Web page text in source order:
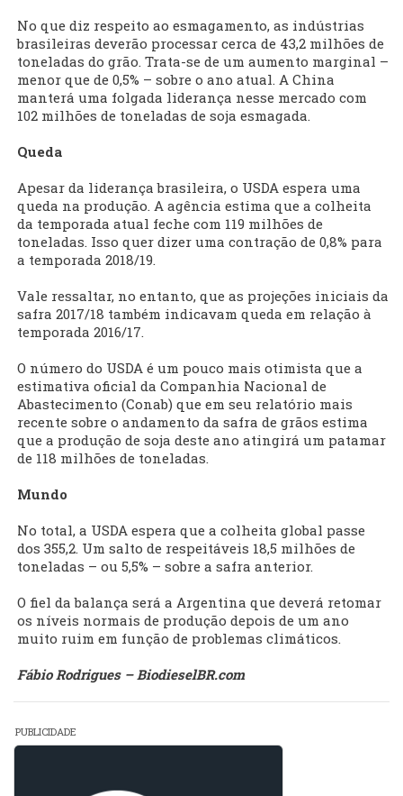
No que diz respeito ao esmagamento, as indústrias
brasileiras deverão processar cerca de 43,2 milhões de
toneladas do grão. Trata-se de um aumento marginal –
menor que de 0,5% – sobre o ano atual. A China
manterá uma folgada liderança nesse mercado com
102 milhões de toneladas de soja esmagada.
Queda
Apesar da liderança brasileira, o USDA espera uma
queda na produção. A agência estima que a colheita
da temporada atual feche com 119 milhões de
toneladas. Isso quer dizer uma contração de 0,8% para
a temporada 2018/19.
Vale ressaltar, no entanto, que as projeções iniciais da
safra 2017/18 também indicavam queda em relação à
temporada 2016/17.
O número do USDA é um pouco mais otimista que a
estimativa oficial da Companhia Nacional de
Abastecimento (Conab) que em seu relatório mais
recente sobre o andamento da safra de grãos estima
que a produção de soja deste ano atingirá um patamar
de 118 milhões de toneladas.
Mundo
No total, a USDA espera que a colheita global passe
dos 355,2. Um salto de respeitáveis 18,5 milhões de
toneladas – ou 5,5% – sobre a safra anterior.
O fiel da balança será a Argentina que deverá retomar
os níveis normais de produção depois de um ano
muito ruim em função de problemas climáticos.
Fábio Rodrigues – BiodieselBR.com
PUBLICIDADE